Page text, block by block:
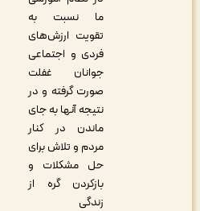
ما نسبت به
تقویت ارزش‌های
فردی و اجتماعی
جوانان غفلت
صورت گرفته و در
نتیجه آنها به جای
ماندن در کنار
مردم و تلاش برای
حل مشکلات و
بازکردن گره از